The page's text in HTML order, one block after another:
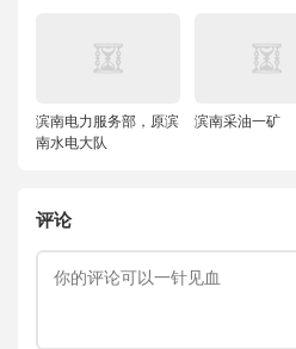
滨南电力服务部，原滨
南水电大队
滨南采油一矿
评论